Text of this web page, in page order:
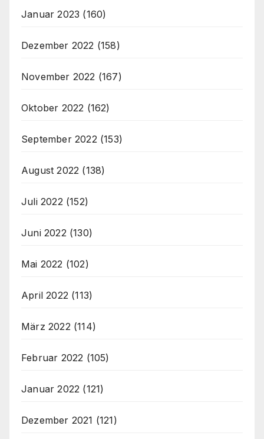
Januar 2023 (160)
Dezember 2022 (158)
November 2022 (167)
Oktober 2022 (162)
September 2022 (153)
August 2022 (138)
Juli 2022 (152)
Juni 2022 (130)
Mai 2022 (102)
April 2022 (113)
März 2022 (114)
Februar 2022 (105)
Januar 2022 (121)
Dezember 2021 (121)